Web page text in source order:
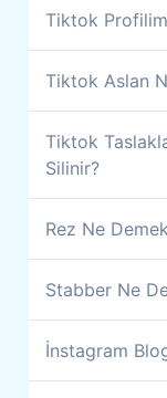
Tiktok
Tiktok Aslan
Tiktok
Silinir?
Rez Ne
Stabber Ne
İnstagram